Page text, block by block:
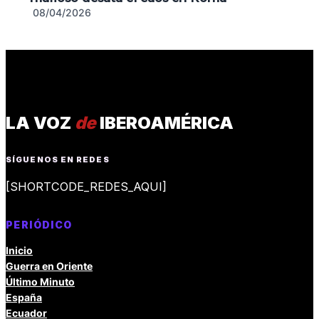
08/04/2026
LA VOZ deIBEROAMÉRICA
SÍGUENOS EN REDES
[SHORTCODE_REDES_AQUI]
PERIÓDICO
Inicio
Guerra en Oriente
Último Minuto
España
Ecuador